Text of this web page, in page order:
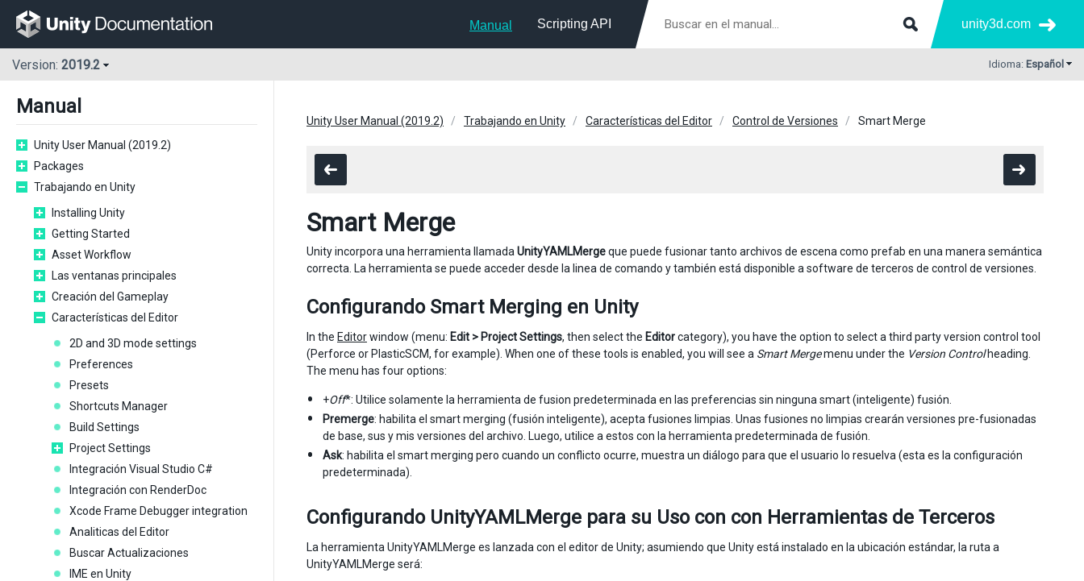
Manual Scripting API unity3d.com
Version: 2019.2 Idioma: Español
Manual
Unity User Manual (2019.2)
Packages
Trabajando en Unity
Installing Unity
Getting Started
Asset Workflow
Las ventanas principales
Creación del Gameplay
Características del Editor
2D and 3D mode settings
Preferences
Presets
Shortcuts Manager
Build Settings
Project Settings
Integración Visual Studio C#
Integración con RenderDoc
Xcode Frame Debugger integration
Analiticas del Editor
Buscar Actualizaciones
IME en Unity
Unity User Manual (2019.2) Trabajando en Unity Características del Editor Control de Versiones Smart Merge
Smart Merge
Unity incorpora una herramienta llamada UnityYAMLMergeque puede fusionar tanto archivos de escena como prefab en una manera semántica
correcta. La herramienta se puede acceder desde la linea de comando y también está disponible a software de terceros de control de versiones.
Configurando Smart Merging en Unity
In the Editorwindow (menu: Edit > Project Settings, then select the Editorcategory), you have the option to select a third party version control tool
(Perforce or PlasticSCM, for example). When one of these tools is enabled, you will see a Smart Mergemenu under the Version Controlheading.
The menu has four options:
+Off*: Utilice solamente la herramienta de fusion predeterminada en las preferencias sin ninguna smart (inteligente) fusión.
Premerge: habilita el smart merging (fusión inteligente), acepta fusiones limpias. Unas fusiones no limpias crearán versiones pre-fusionadas
de base, sus y mis versiones del archivo. Luego, utilice a estos con la herramienta predeterminada de fusión.
Ask: habilita el smart merging pero cuando un conflicto ocurre, muestra un diálogo para que el usuario lo resuelva (esta es la configuración
predeterminada).
Configurando UnityYAMLMerge para su Uso con con Herramientas de Terceros
La herramienta UnityYAMLMerge es lanzada con el editor de Unity; asumiendo que Unity está instalado en la ubicación estándar, la ruta a
UnityYAMLMerge será: